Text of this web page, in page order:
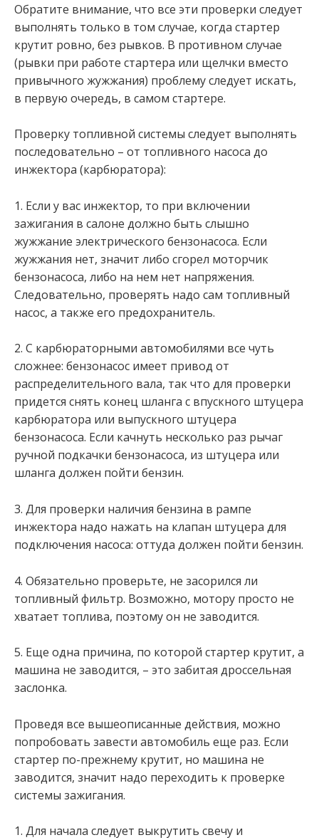
Обратите внимание, что все эти проверки следует
выполнять только в том случае, когда стартер
крутит ровно, без рывков. В противном случае
(рывки при работе стартера или щелчки вместо
привычного жужжания) проблему следует искать,
в первую очередь, в самом стартере.
Проверку топливной системы следует выполнять
последовательно – от топливного насоса до
инжектора (карбюратора):
1. Если у вас инжектор, то при включении
зажигания в салоне должно быть слышно
жужжание электрического бензонасоса. Если
жужжания нет, значит либо сгорел моторчик
бензонасоса, либо на нем нет напряжения.
Следовательно, проверять надо сам топливный
насос, а также его предохранитель.
2. С карбюраторными автомобилями все чуть
сложнее: бензонасос имеет привод от
распределительного вала, так что для проверки
придется снять конец шланга с впускного штуцера
карбюратора или выпускного штуцера
бензонасоса. Если качнуть несколько раз рычаг
ручной подкачки бензонасоса, из штуцера или
шланга должен пойти бензин.
3. Для проверки наличия бензина в рампе
инжектора надо нажать на клапан штуцера для
подключения насоса: оттуда должен пойти бензин.
4. Обязательно проверьте, не засорился ли
топливный фильтр. Возможно, мотору просто не
хватает топлива, поэтому он не заводится.
5. Еще одна причина, по которой стартер крутит, а
машина не заводится, – это забитая дроссельная
заслонка.
Проведя все вышеописанные действия, можно
попробовать завести автомобиль еще раз. Если
стартер по-прежнему крутит, но машина не
заводится, значит надо переходить к проверке
системы зажигания.
1. Для начала следует выкрутить свечу и